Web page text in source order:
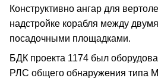
Конструктивно ангар для
надстройке корабля между
посадочными площадками.
БДК проекта 1174 был
РЛС общего обнаружения типа